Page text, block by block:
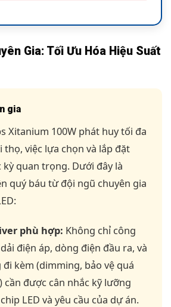
Gia: Tối Ưu Hóa Hiệu Suất
gia
Xitanium 100W phát huy tối đa
thọ, việc lựa chọn và lắp đặt
quan trọng. Dưới đây là
quý báu từ đội ngũ chuyên gia
phù hợp: Không chỉ công
điện áp, dòng điện đầu ra, và
đi kèm (dimming, bảo vệ quá
cần được cân nhắc kỹ lưỡng
LED và yêu cầu của dự án.